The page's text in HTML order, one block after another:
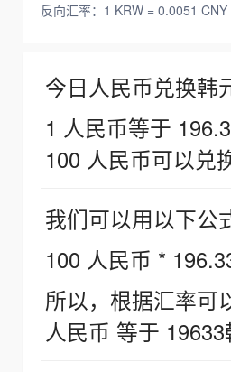
反向汇率：1 KRW = 0.0051 CNY
今日人民币兑换韩
1 人民币等于
100 人民币可以兑
我们可以用以下公
100 人民币 *
所以，根据汇率可
人民币 等于